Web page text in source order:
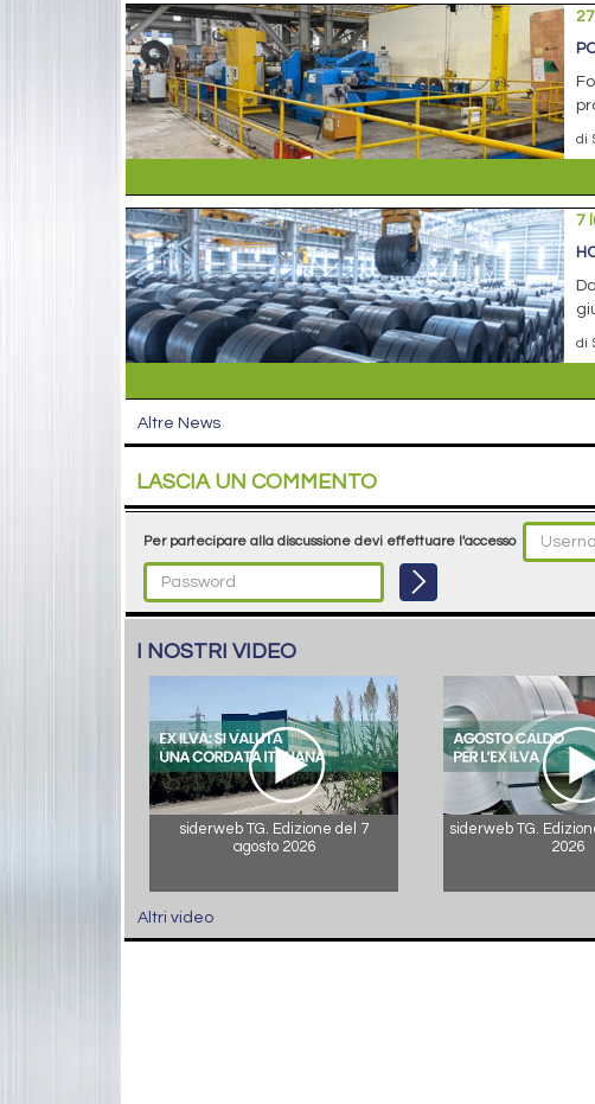
di
7
di
Altre News
LASCIA UN COMMENTO
Per partecipare alla discussione devi effettuare l'accesso
I NOSTRI VIDEO
siderweb TG. Edizione del 7
agosto 2026
siderweb TG.
2026
Altri video